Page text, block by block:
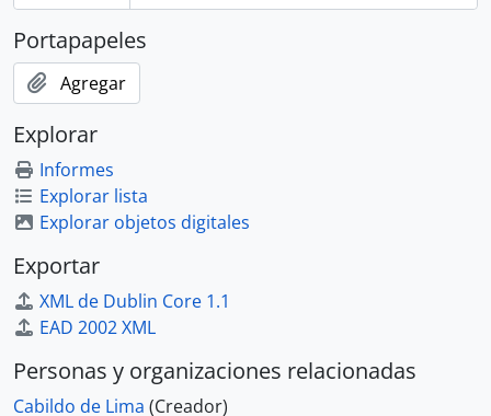
Portapapeles
Agregar
Explorar
Informes
Explorar lista
Explorar objetos digitales
Exportar
XML de Dublin Core 1.1
EAD 2002 XML
Personas y organizaciones relacionadas
Cabildo de Lima (Creador)